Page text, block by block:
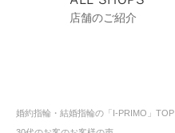
店舗のご紹介
婚約指輪・結婚指輪の「I-PRIMO」TOP